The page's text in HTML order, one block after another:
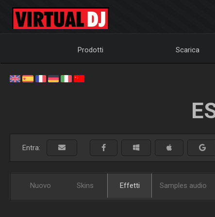
Prodotti Scarica
Entra:
Nuovo Skins Effetti Samples audio